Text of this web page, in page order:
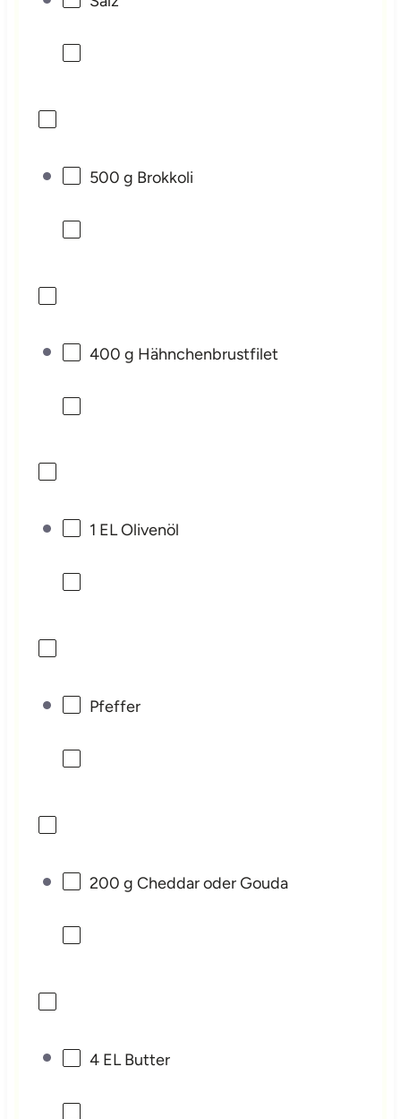
500 g Brokkoli
400 g Hähnchenbrustfilet
1 EL Olivenöl
Pfeffer
200 g Cheddar oder Gouda
4 EL Butter